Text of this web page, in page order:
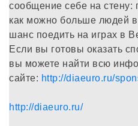
сообщение себе на стену:
как можно больше людей
шанс поедить на играх в
Если вы готовы оказать
вы можете найти всю
сайте: http://diaeuro.ru/
http://diaeuro.ru/